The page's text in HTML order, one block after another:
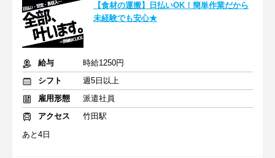
【食材の運搬】日払いOK！簡単作業だから
未経験でも安心★
給与
時給1250円
シフト
週5日以上
雇用形態
派遣社員
アクセス
竹田駅
あと4日